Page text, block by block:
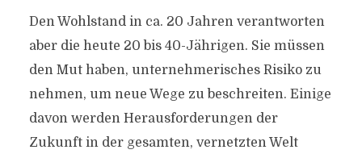
Den Wohlstand in ca. 20 Jahren verantworten
aber die heute 20 bis 40-Jährigen. Sie müssen
den Mut haben, unternehmerisches Risiko zu
nehmen, um neue Wege zu beschreiten. Einige
davon werden Herausforderungen der
Zukunft in der gesamten, vernetzten Welt